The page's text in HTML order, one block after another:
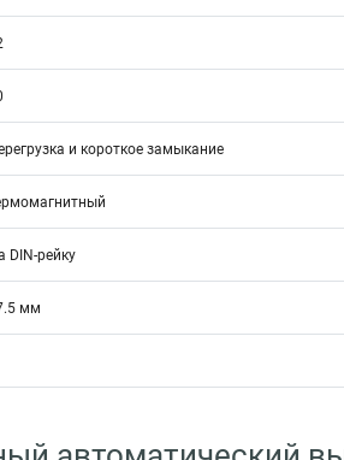
и короткое замыкание
DIN-рейку
мм